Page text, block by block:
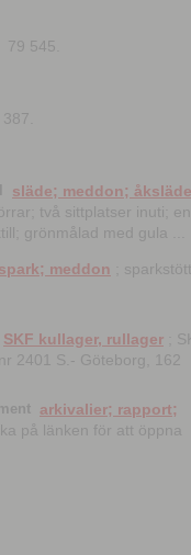
79 545.
2 387.
släde; meddon; åksläde
två sittplatser inuti; en
grönmålad med gula ...
spark; meddon ;
SKF kullager, rullager ;
2401 S.- Göteborg, 162
arkivalier; rapport;
på länken för att öppna